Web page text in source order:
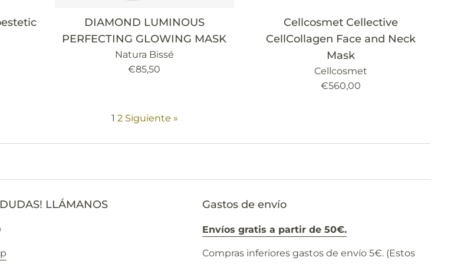
DIAMOND LUMINOUS
PERFECTING GLOWING MASK
Natura Bissé
Precio
€85,50
Cellcosmet Cellective
CellCollagen Face and Neck
Mask
Cellcosmet
Precio
€560,00
1 2 Siguiente »
LLÁMANOS Gastos de envío
Envíos gratis a partir de 50€.
Compras inferiores gastos de envío 5€. (Estos